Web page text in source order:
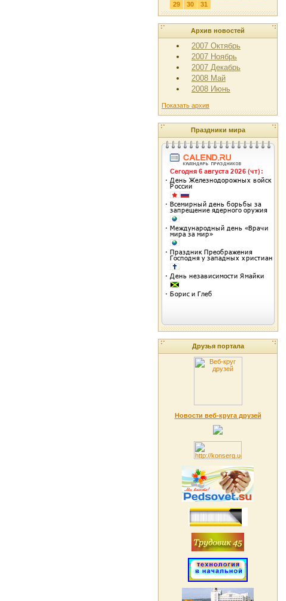
29
30 31
Архив новостей
2007 Октябрь
2007 Ноябрь
2007 Декабрь
2008 Май
2008 Июнь
Показать архив
Праздники мира
Друзья портала
Новости веб-круга друзей